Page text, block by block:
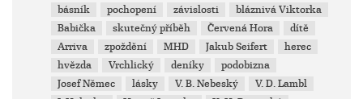
básník
pochopení závislosti
bláznivá Viktorka
Babička
skutečný příběh Červená Hora
dítě
Arriva
zpoždění MHD Jakub Seifert
herec
hvězda
Vrchlický deníky
podobizna
Josef Němec
lásky V. B. Nebeský
V. D. Lambl